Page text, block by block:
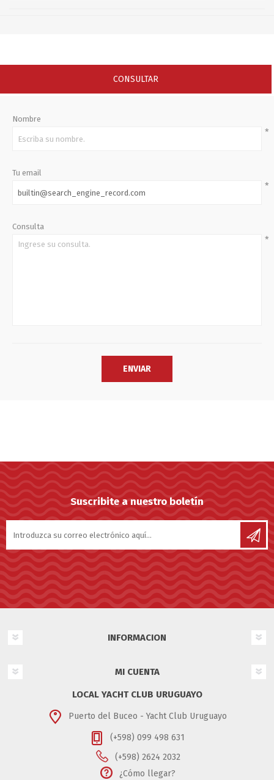
CONSULTAR
Nombre
*
Tu email
*
Consulta
*
Suscribite a nuestro boletín
INFORMACION
MI CUENTA
LOCAL YACHT CLUB URUGUAYO
Puerto del Buceo - Yacht Club Uruguayo
(+598) 099 498 631
(+598) 2624 2032
¿Cómo llegar?